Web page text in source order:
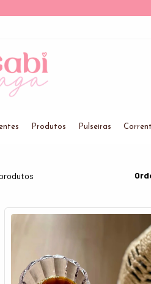
Produtos Pulseiras